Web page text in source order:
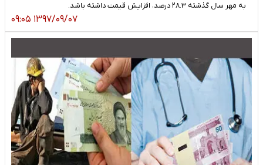
به مهر سال گذشته ۲۸.۳ درصد، افزایش قیمت داشته باشد.
۱۳۹۷/۰۹/۰۷ ۰۹:۰۵